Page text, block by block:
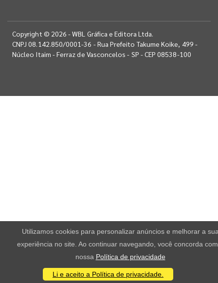
Copyright © 2026 - WBL Gráfica e Editora Ltda.
CNPJ 08.142.850/0001-36 - Rua Prefeito Takume Koike, 499 -
Núcleo Itaim - Ferraz de Vasconcelos - SP - CEP 08538-100
Utilizamos cookies para personalizar anúncios e melhorar a
experiência no site. Ao continuar navegando, você concorda
nossa Política de privacidade
Li e aceito a Política de privacidade.